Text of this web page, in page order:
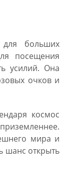
больших
посещения
усилий. Она
очков и
космос
мира и
шанс открыть